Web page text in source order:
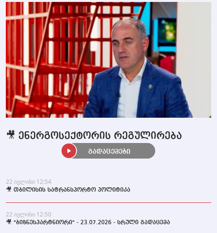
22 ივლისი 12:54
🎥 თბილისის სატრანსპორტო პოლიტიკა
22 ივლისი 12:50
🎥 "ბიზნესპარტნიორი" - 23.07.2026 - სრული გადაცემა
🎥 ენერგოსექტორის რეგულირება
გადაცემები